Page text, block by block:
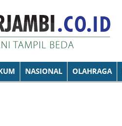
NASIONAL OLAHRAGA